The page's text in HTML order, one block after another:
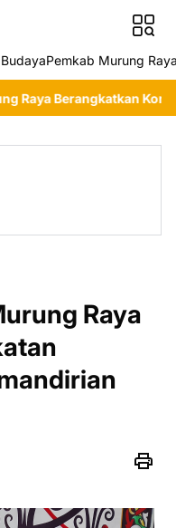
Pemkab Murung
Kontingen Terbaik ke
Raya